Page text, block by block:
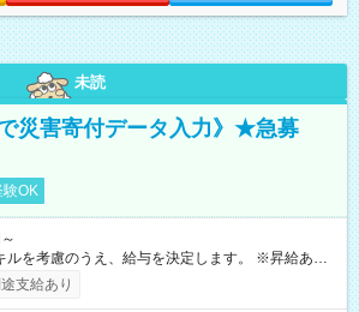
未読
で災害寄付データ入力》★急募
験OK
を考慮のうえ、給与を決定します。 ※昇給あり
評価による） ※残業が発生した場合は、時間外手
します。 ※交通費支給（月額上限50,000円／当社
支給あり